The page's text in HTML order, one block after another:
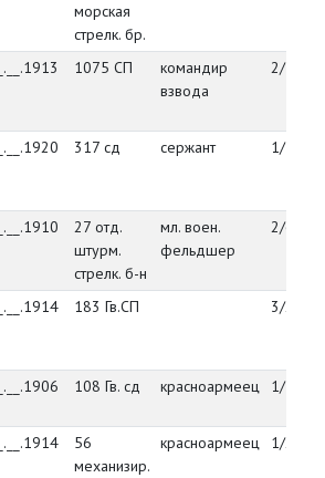
морская
стрелк. бр.
__.__.1913 1075 СП
командир
взвода
2/7/45
__.__.1920 317 сд сержант 1/17/45
__.__.1910
27 отд.
штурм.
стрелк. б-н
мл. воен.
фельдшер
2/6/45
__.__.1914 183 Гв.СП 3/29/45
__.__.1906 108 Гв. сд красноармеец 1/13/45
__.__.1914
56
механизир.
красноармеец 1/27/45